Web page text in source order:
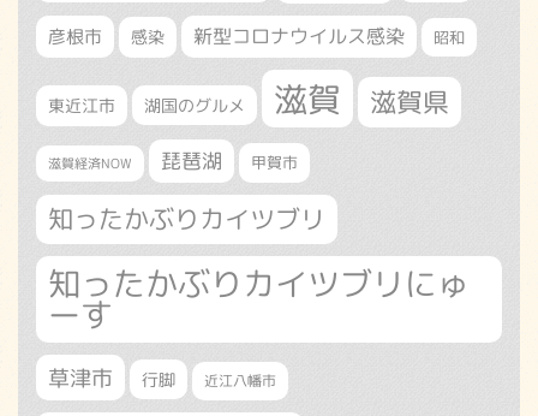
彦根市 感染 新型コロナウイルス感染 昭和
東近江市 湖国のグルメ 滋賀 滋賀県
滋賀経済NOW 琵琶湖 甲賀市
知ったかぶりカイツブリ
知ったかぶりカイツブリにゅ
ーす
草津市 行脚 近江八幡市